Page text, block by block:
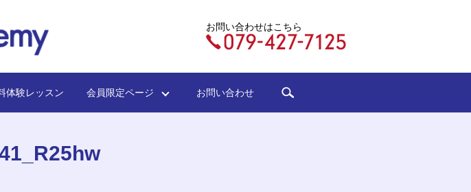
お問い合わせはこちら
体験レッスン 会員限定ページ お問い合わせ